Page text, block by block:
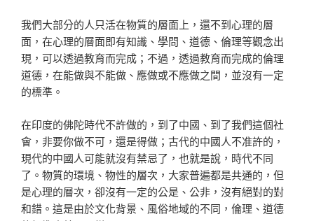
我們大部分的人只活在物質的層面上，還不到心理的層
面，在心理的層面即有知識、學問、道德、倫理等觀念出
現，可以透過教育而完成；不過，透過教育而完成的倫理
道德，在能做與不能做、應做或不應做之間，並沒有一定
的標準。
在印度的佛陀時代不許做的，到了中國、到了我們這個社
會，非要你做不可，還是得做；古代的中國人不准許的，
現代的中國人可能就沒有禁忌了，也就是說，時代不同
了。物質的環境、物性的層次，大家普遍都是共通的，但
是心理的層次，卻沒有一定的公是、公非，沒有絕對的對
和錯。這是由於文化背景、風俗地域的不同，倫理、道德